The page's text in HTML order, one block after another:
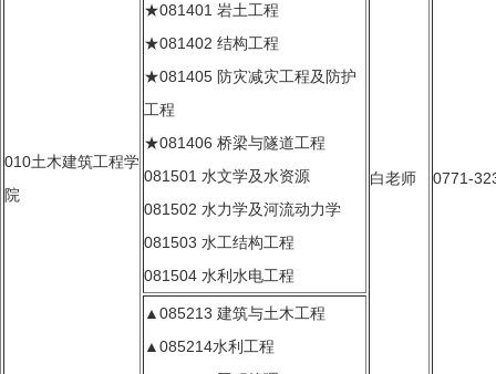
010土木建筑工程学
院
★081401 岩土工程
★081402 结构工程
★081405 防灾减灾工程及防护
工程
★081406 桥梁与隧道工程
081501 水文学及水资源
081502 水力学及河流动力学
081503 水工结构工程
081504 水利水电工程
白老师 0771-
▲085213 建筑与土木工程
▲085214水利工程